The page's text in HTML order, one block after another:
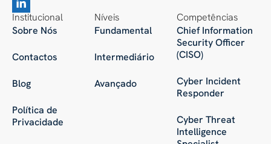
Institucional
Sobre Nós
Contactos
Blog
Política de
Privacidade
Níveis
Fundamental
Intermediário
Avançado
Competências
Chief Information
Security Officer
(CISO)
Cyber Incident
Responder
Cyber Threat
Intelligence